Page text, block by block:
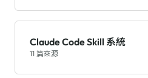
Claude Code Skill 系統
11 篇來源